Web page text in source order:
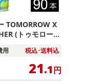
TOMORROW X
(トゥモローバ
ウォーター 250g
用 税込･送料込
21.1円